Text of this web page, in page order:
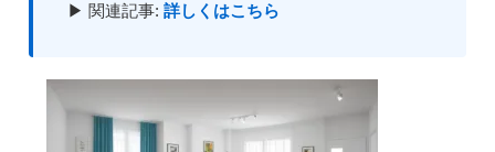
▶ 関連記事: 詳しくはこちら